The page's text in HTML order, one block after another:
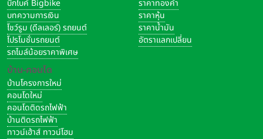
บิ๊กไบค์ Bigbike
บทความการเงิน
โชว์รูม (ดีลเลอร์) รถยนต์
โปรโมชั่นรถยนต์
รถไมล์น้อยราคาพิเศษ
บ้าน-คอนโด
บ้านโครงการใหม่
คอนโดใหม่
คอนโดติดรถไฟฟ้า
บ้านติดรถไฟฟ้า
ทาวน์เฮ้าส์ ทาวน์โฮม
ราคาทองคำ
ราคาหุ้น
ราคาน้ำมัน
อัตราแลกเปลี่ยน